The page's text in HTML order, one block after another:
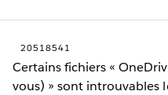
20518541
Certains fichiers «
vous) » sont introuvables